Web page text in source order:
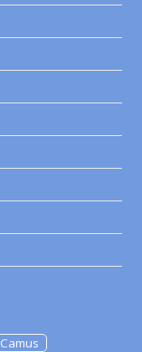
Camus